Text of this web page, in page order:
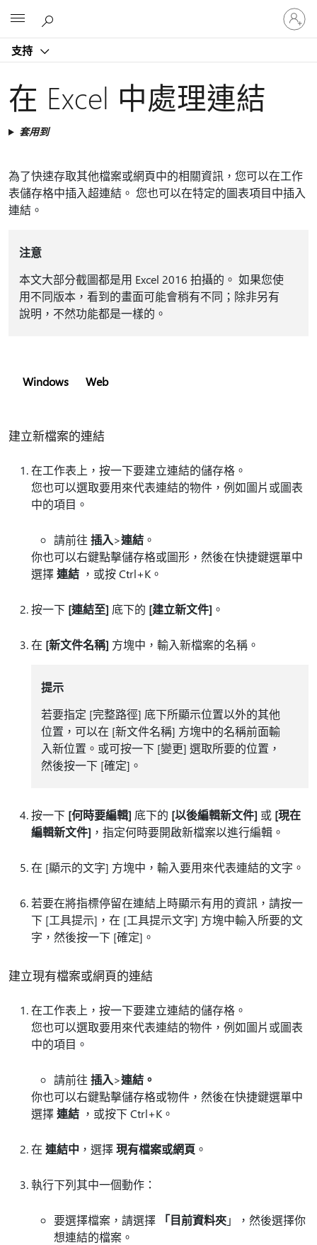
支持
登
入
您
在 Excel 中處理連結
套用到
為了快速存取其他檔案或網頁中的相關資訊，您可以在工作
表儲存格中插入超連結。 您也可以在特定的圖表項目中插入
連結。
注意
本文大部分截圖都是用 Excel 2016 拍攝的。 如果您使
用不同版本，看到的畫面可能會稍有不同；除非另有
說明，不然功能都是一樣的。
Windows Web
建立新檔案的連結
在工作表上，按一下要建立連結的儲存格。
您也可以選取要用來代表連結的物件，例如圖片或圖表
中的項目。
請前往 插入>連結 。
你也可以右鍵點擊儲存格或圖形，然後在快捷鍵選單中
選擇連結 ，或按 Ctrl+K。
按一下 [連結至] 底下的 [建立新文件] 。
在 [新文件名稱] 方塊中，輸入新檔案的名稱。
提示
若要指定 [完整路徑] 底下所顯示位置以外的其他
位置，可以在 [新文件名稱] 方塊中的名稱前面輸
入新位置。或可按一下 [變更] 選取所要的位置，
然後按一下 [確定] 。
按一下 [何時要編輯] 底下的 [以後編輯新文件] 或 [現在
編輯新文件] ，指定何時要開啟新檔案以進行編輯。
在 [顯示的文字] 方塊中，輸入要用來代表連結的文字。
若要在將指標停留在連結上時顯示有用的資訊，請按一
下 [工具提示] ，在 [工具提示文字] 方塊中輸入所要的文
字，然後按一下 [確定] 。
建立現有檔案或網頁的連結
在工作表上，按一下要建立連結的儲存格。
您也可以選取要用來代表連結的物件，例如圖片或圖表
中的項目。
請前往 插入>連結。
你也可以右鍵點擊儲存格或物件，然後在快捷鍵選單中
選擇連結 ，或按下 Ctrl+K。
在 連結中 ，選擇現有檔案或網頁 。
執行下列其中一個動作：
要選擇檔案，請選擇 「目前資料夾」，然後選擇你
想連結的檔案。